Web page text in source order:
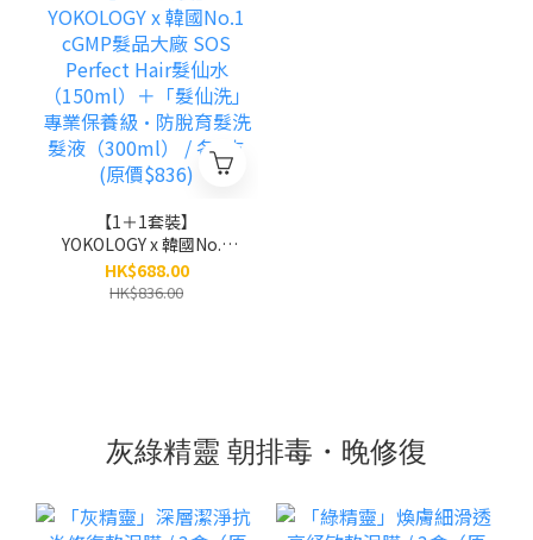
【1＋1套裝】
YOKOLOGY x 韓國No.1
cGMP髮品大廠 SOS
Perfect Hair髮仙水
HK$688.00
HK$836.00
灰綠精靈 朝排毒・晚修復